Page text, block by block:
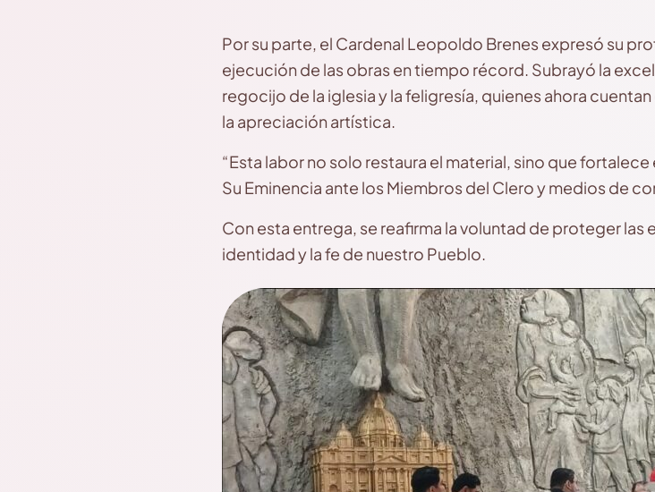
​Por su parte, el Cardenal Leopoldo Brenes expresó su
ejecución de las obras en tiempo récord. Subrayó la
regocijo de la iglesia y la feligresía, quienes ahora
la apreciación artística.
​“Esta labor no solo restaura el material, sino que
Su Eminencia ante los Miembros del Clero y medios de
​Con esta entrega, se reafirma la voluntad de proteger las
identidad y la fe de nuestro Pueblo.